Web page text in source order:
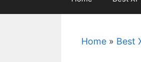
Home » Best